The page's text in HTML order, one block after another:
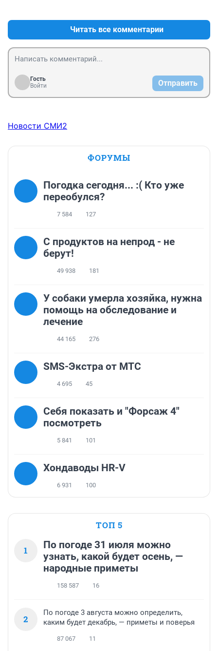
Читать все комментарии
Гость
Войти
Отправить
Новости СМИ2
ФОРУМЫ
Погодка сегодня... :( Кто уже
переобулся?
7 584 127
С продуктов на непрод - не
берут!
49 938 181
У собаки умерла хозяйка, нужна
помощь на обследование и
лечение
44 165 276
SMS-Экстра от МТС
4 695 45
Себя показать и "Форсаж 4"
посмотреть
5 841 101
Хондаводы HR-V
6 931 100
ТОП 5
1
По погоде 31 июля можно
узнать, какой будет осень, —
народные приметы
158 587 16
2
По погоде 3 августа можно определить,
каким будет декабрь, — приметы и поверья
87 067 11